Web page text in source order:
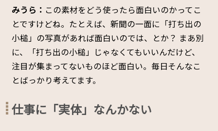
みうら： この素材をどう使ったら面白いのかってこ
とですけどね。たとえば、新聞の一面に「打ち出の
小槌」の写真があれば面白いのでは、とか？ まあ別
に、「打ち出の小槌」じゃなくてもいいんだけど、
注目が集まってないものほど面白い。毎日そんなこ
とばっかり考えてます。
仕事に「実体」なんかない